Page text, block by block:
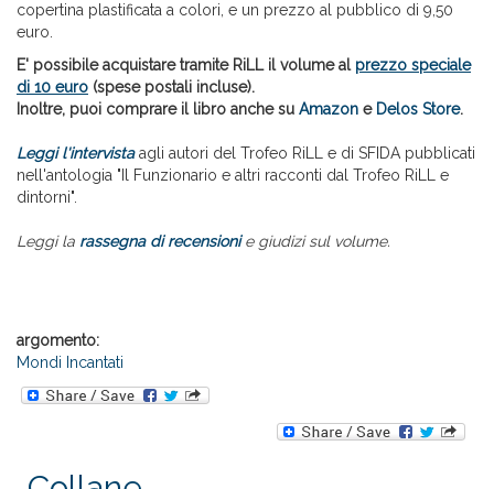
copertina plastificata a colori, e un prezzo al pubblico di 9,50
euro.
E' possibile acquistare tramite RiLL il volume al prezzo speciale
di 10 euro (spese postali incluse).
Inoltre, puoi comprare il libro anche su Amazon e Delos Store.
Leggi l'intervista agli autori del Trofeo RiLL e di SFIDA pubblicati
nell'antologia "Il Funzionario e altri racconti dal Trofeo RiLL e
dintorni".
Leggi la rassegna di recensionie giudizi sul volume.
argomento:
Mondi Incantati